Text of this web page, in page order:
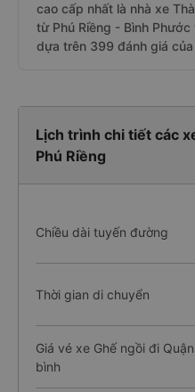
cao cấp nhất là nhà xe
từ Phú Riềng - Bình
dựa trên 399 đánh giá
Lịch trình chi tiết các
Phú Riềng
Chiều dài tuyến đường
Thời gian di chuyển
Giá vé xe Ghế ngồi đi
bình